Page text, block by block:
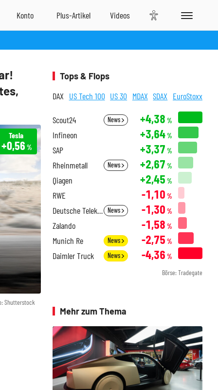
Shutterstock
Tesla
+0,56 %
Tops & Flops
DAX US Tech 100 US 30 MDAX SDAX EuroStoxx
Scout24 News +4,38 %
Infineon +3,64%
SAP +3,37 %
Rheinmetall News +2,67 %
Qiagen +2,45 %
RWE -1,10 %
Deutsche Telekom News -1,30 %
Zalando -1,58 %
Munich Re News -2,75 %
Daimler Truck News -4,36 %
Börse: Tradegate
Mehr zum Thema